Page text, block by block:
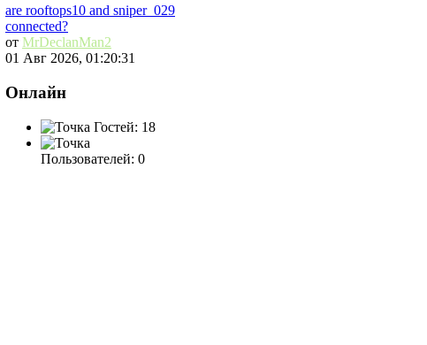
are rooftops10 and sniper_029
connected?
от MrDeclanMan2
01 Авг 2026, 01:20:31
Онлайн
Гостей: 18
Пользователей: 0